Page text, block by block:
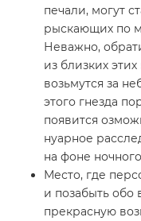
печали, могут
рыскающих по
Неважно,
из близких
возьмутся за
этого гнезда
появится
нуарное
на фоне
Место, где
и позабыть обо
прекрасную